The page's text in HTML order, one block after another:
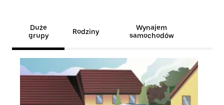
Duże
grupy
Rodziny
Wynajem
samochodów